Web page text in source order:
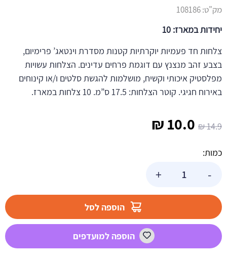
14.9
₪ המחיר
14.9 ₪.
10.0
₪
כמות:
-
פרימיום
מנצנץ
+
הוספה לסל
הוספה למועדפים
מק"ט:108186
יחידות במארז: 10
צלחות חד פעמיות יוקרתיות קטנות מסדרת וינטאג’ פרימיום,
בצבע זהב מנצנץ עם דוגמת פרחים עדינים. הצלחות עשויות
מפלסטיק איכותי וקשיח, מושלמות להגשת סלטים ו/או קינוחים
באירוח חגיגי. קוטר הצלחות: 17.5 ס”מ. 10 צלחות במארז.